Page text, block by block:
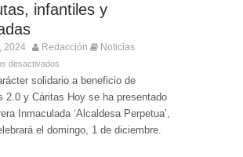
infantiles y
2024 Redacción Noticias
desactivados
solidario a beneficio de
2.0 y Cáritas Hoy se ha presentado
Inmaculada ‘Alcaldesa Perpetua’,
el domingo, 1 de diciembre.